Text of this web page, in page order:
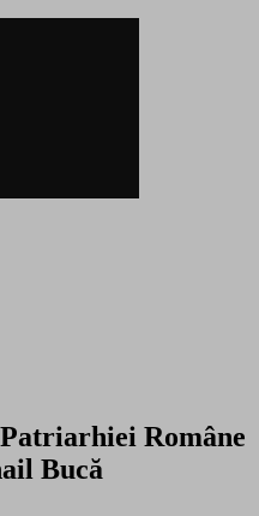
Române
Bucă